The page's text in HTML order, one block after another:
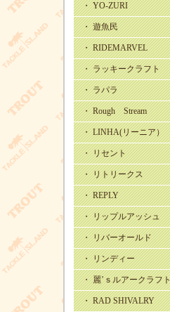
・ YO-ZURI
・ 遊魚民
・ RIDEMARVEL
・ ラッキークラフト
・ ラパラ
・ Rough Stream
・ LINHA(リーニア）
・ リセント
・ リトリークス
・ REPLY
・ リップルアッシュ
・ リバーオールド
・ リンディー
・ 麗’ｓルアークラフト
・ RAD SHIVALRY